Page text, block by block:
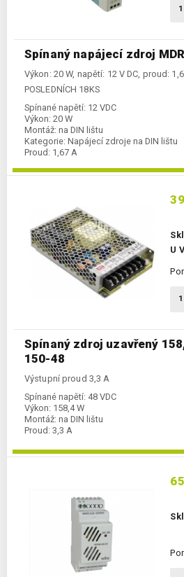
Spínaný napájecí zdroj
Výkon: 20 W, napětí: 12 V DC, proud:
POSLEDNÍCH 18KS
Spínané napětí: 12 VDC
Výkon: 20 W
Montáž: na DIN lištu
Kategorie: Napájecí zdroje na DIN lištu
Proud: 1,67 A
Spínaný zdroj uzavřený
150-48
Výstupní proud 3,3 A
Spínané napětí: 48 VDC
Výkon: 158,4 W
Montáž: na DIN lištu
Proud: 3,3 A
U